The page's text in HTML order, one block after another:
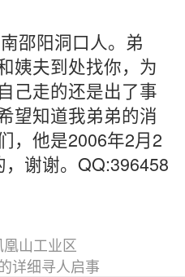
邵阳洞口人。弟
姨夫到处找你，为
己走的还是出了事
望知道我弟弟的消
，他是2006年2月2
谢谢。QQ:396458
山工业区
详细寻人启事